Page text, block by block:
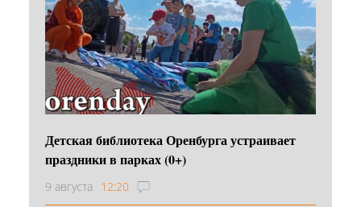
Детская библиотека Оренбурга устраивает
праздники в парках (0+)
9 августа 12:20